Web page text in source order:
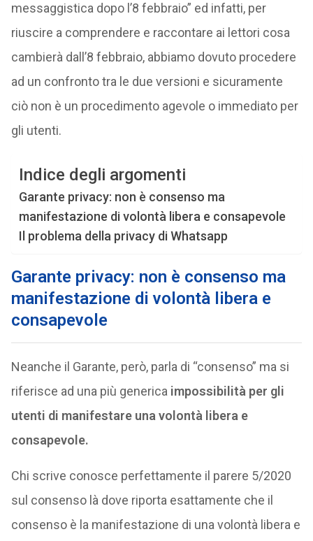
messaggistica dopo l’8 febbraio” ed infatti, per
riuscire a comprendere e raccontare ai lettori cosa
cambierà dall’8 febbraio, abbiamo dovuto procedere
ad un confronto tra le due versioni e sicuramente
ciò non è un procedimento agevole o immediato per
gli utenti.
Indice degli argomenti
Garante privacy: non è consenso ma
manifestazione di volontà libera e consapevole
Il problema della privacy di Whatsapp
Garante privacy: non è consenso ma
manifestazione di volontà libera e
consapevole
Neanche il Garante, però, parla di “consenso” ma si
riferisce ad una più generica impossibilità per gli
utenti di manifestare una volontà libera e
consapevole.
Chi scrive conosce perfettamente il parere 5/2020
sul consenso là dove riporta esattamente che il
consenso è la manifestazione di una volontà libera e